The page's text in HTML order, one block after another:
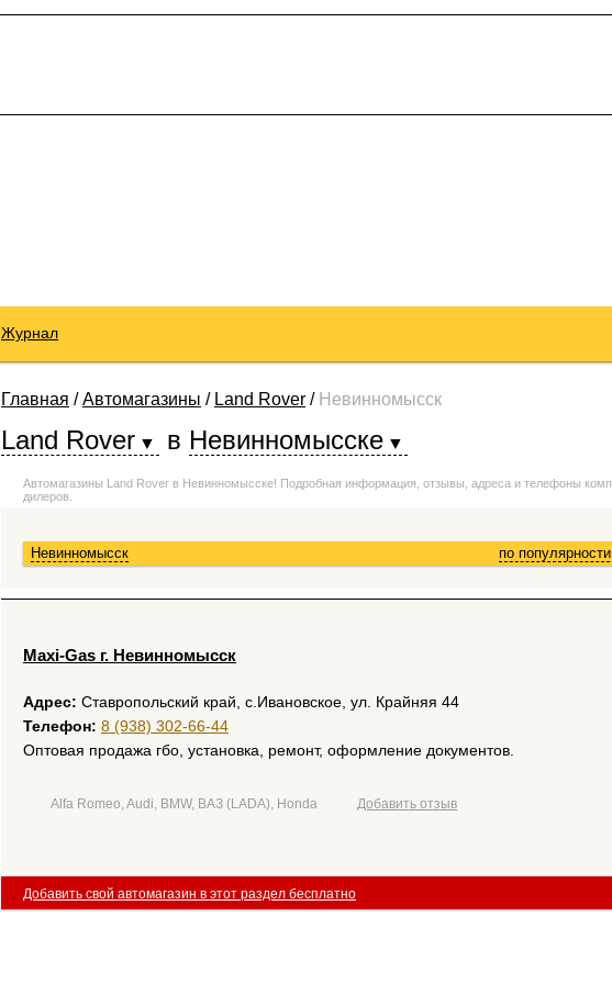
Журнал
Главная /Автомагазины / Land Rover / Невинномысск
Land Rover в Невинномысске
Автомагазины Land Rover в Невинномысске! Подробная информация, отзывы, адреса и телефоны
дилеров.
Невинномысск по популярности
Maxi-Gas г. Невинномысск
Адрес: Ставропольский край, с.Ивановское, ул. Крайняя 44
Телефон: 8 (938) 302-66-44
Оптовая продажа гбо, установка, ремонт, оформление документов.
Alfa Romeo, Audi, BMW, ВАЗ (LADA), Honda Добавить отзыв
Добавить свой автомагазин в этот раздел бесплатно